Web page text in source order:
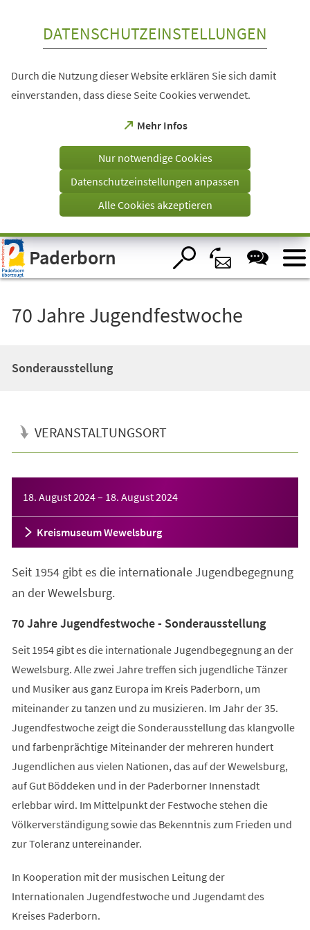
Visuelle
Assistenzsoftware
öffnen.
DATENSCHUTZEINSTELLUNGEN
Durch die Nutzung dieser Website erklären Sie sich damit
einverstanden, dass diese Seite Cookies verwendet.
Mehr Infos
(Öffnet
einem
Tab)
Nur notwendige Cookies
Datenschutzeinstellungen anpassen
Alle Cookies akzeptieren
Paderborn
70 Jahre Jugendfestwoche
Sonderausstellung
VERANSTALTUNGSORT
18. August 2024– 18. August 2024
Kreismuseum Wewelsburg
Seit 1954 gibt es die internationale Jugendbegegnung
an der Wewelsburg.
70 Jahre Jugendfestwoche - Sonderausstellung
Seit 1954 gibt es die internationale Jugendbegegnung an der
Wewelsburg. Alle zwei Jahre treffen sich jugendliche Tänzer
und Musiker aus ganz Europa im Kreis Paderborn, um
miteinander zu tanzen und zu musizieren. Im Jahr der 35.
Jugendfestwoche zeigt die Sonderausstellung das klangvolle
und farbenprächtige Miteinander der mehreren hundert
Jugendlichen aus vielen Nationen, das auf der Wewelsburg,
auf Gut Böddeken und in der Paderborner Innenstadt
erlebbar wird. Im Mittelpunkt der Festwoche stehen die
Völkerverständigung sowie das Bekenntnis zum Frieden und
zur Toleranz untereinander.
In Kooperation mit der musischen Leitung der
Internationalen Jugendfestwoche und Jugendamt des
Kreises Paderborn.